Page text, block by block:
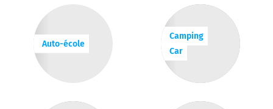
Auto-école
Camping
Car